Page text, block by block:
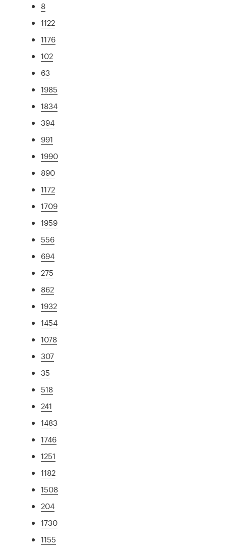
8
1122
1176
102
63
1985
1834
394
991
1990
890
1172
1709
1959
556
694
275
862
1932
1454
1078
307
35
518
241
1483
1746
1251
1182
1508
204
1730
1155